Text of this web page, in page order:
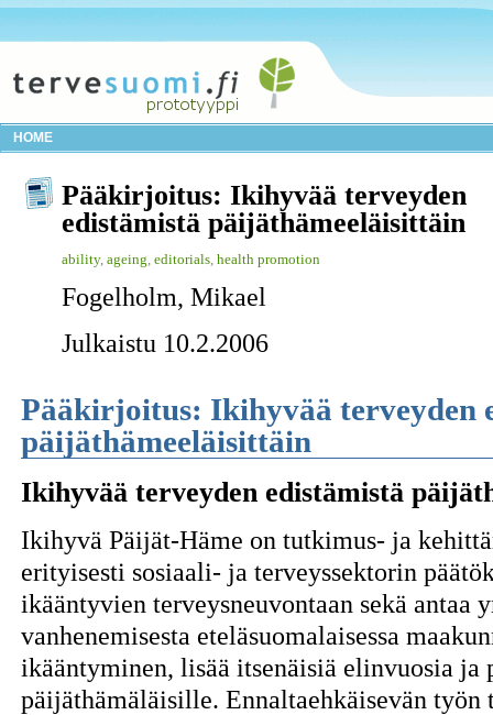
HOME
Pääkirjoitus: Ikihyvää terveyden
edistämistä päijäthämeeläisittäin
ability, ageing editorials health promotion
Fogelholm, Mikael
Julkaistu 10.2.2006
Pääkirjoitus: Ikihyvää terveyden
päijäthämeeläisittäin
Ikihyvää terveyden edistämistä
Ikihyvä Päijät-Häme on tutkimus- ja
erityisesti sosiaali- ja terveyssektorin
ikääntyvien terveysneuvontaan sekä antaa
vanhenemisesta eteläsuomalaisessa
ikääntyminen, lisää itsenäisiä elinvuosia
päijäthämäläisille. Ennaltaehkäisevän työn